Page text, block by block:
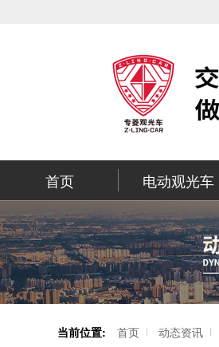
首页 电动观光车
当前位置: 首页 动态资讯